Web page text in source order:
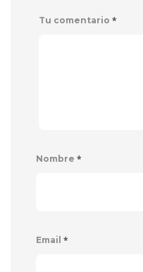
Tu comentario *
Nombre *
Email *